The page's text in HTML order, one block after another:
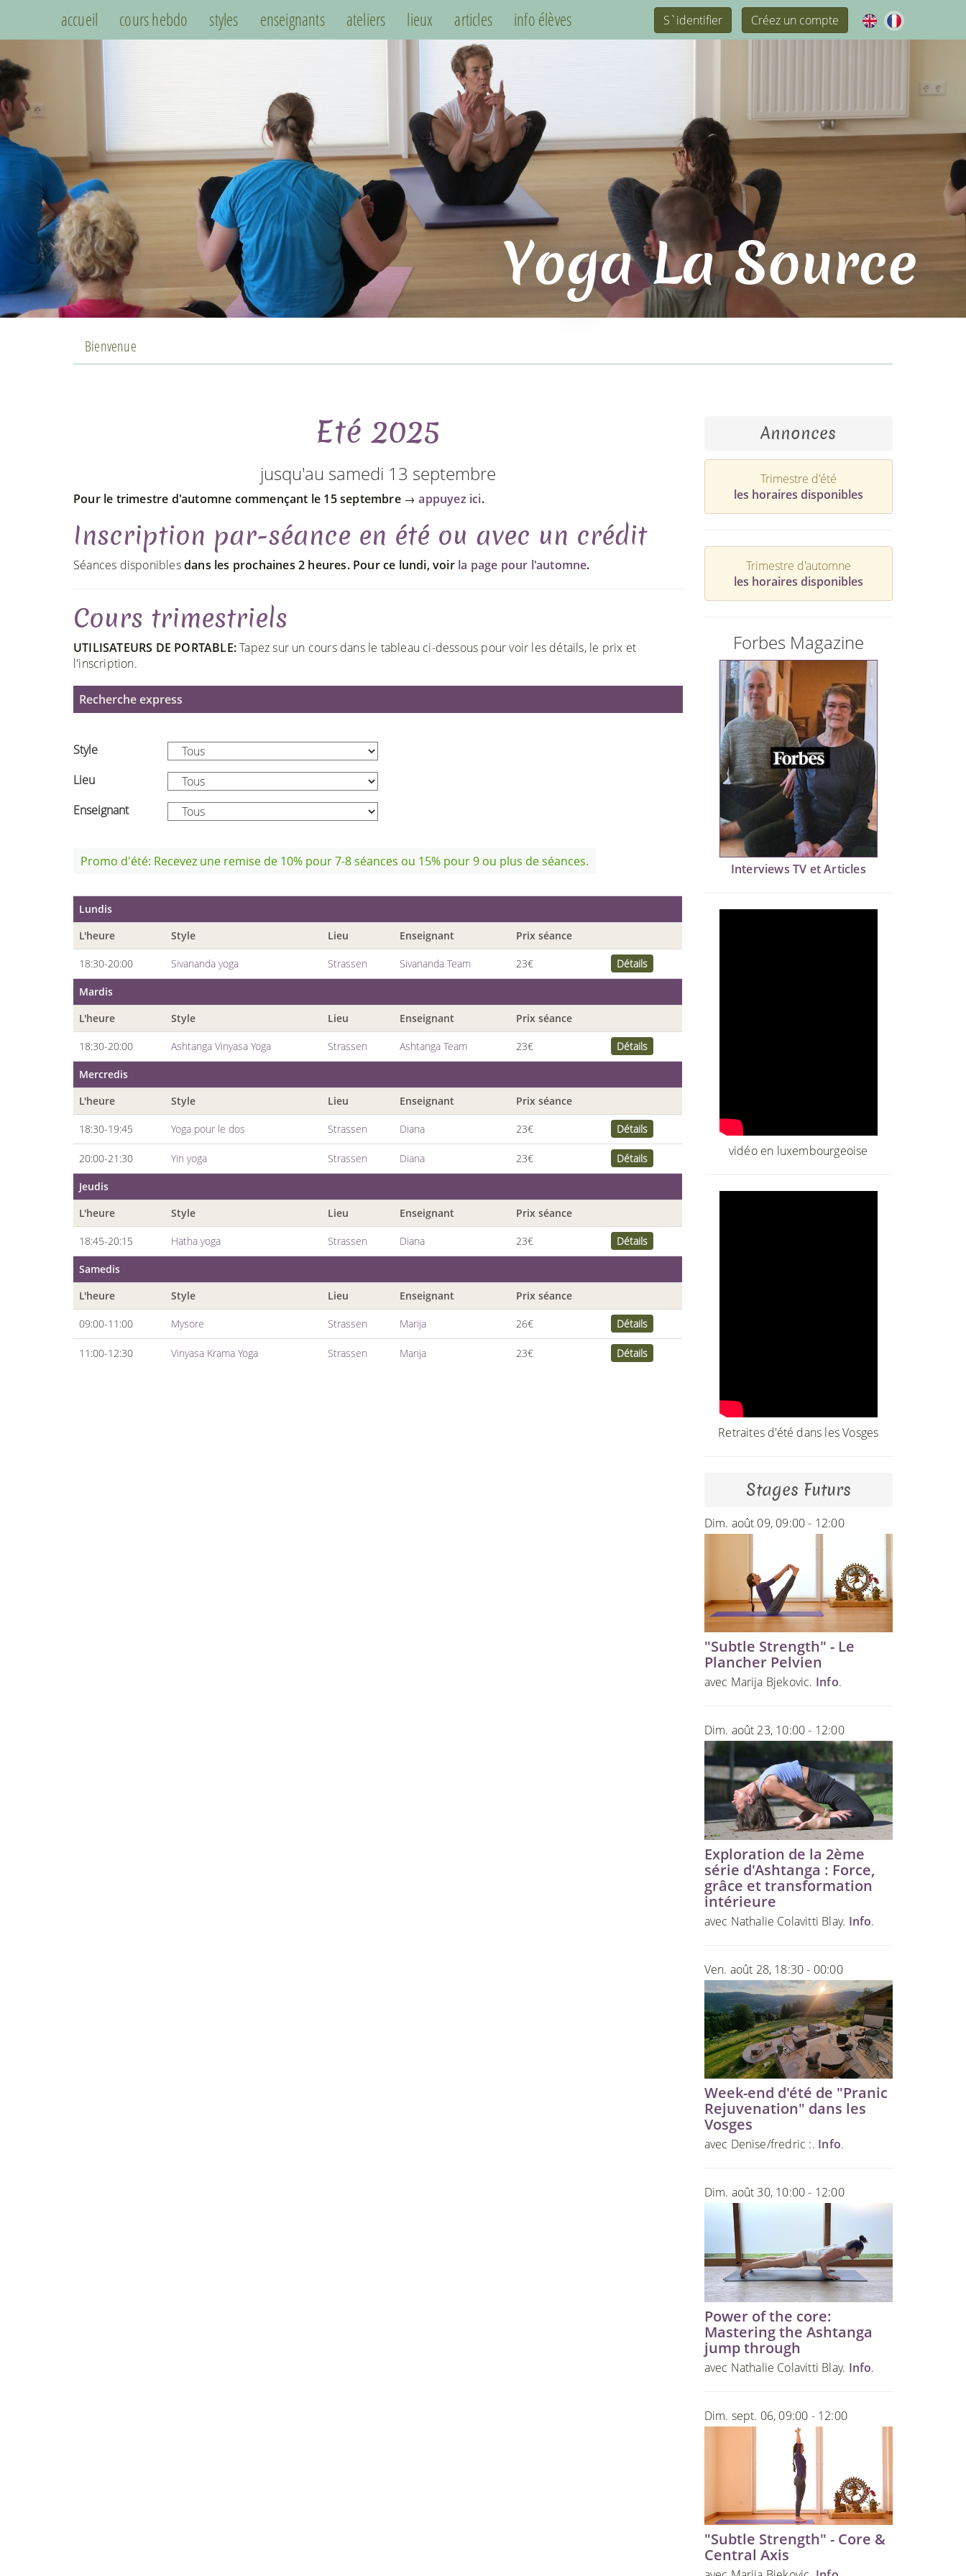
accueil cours hebdo styles enseignants ateliers lieux articles info élèves S`identifier Créez un compte
Yoga La Source
Bienvenue
Eté 2025
jusqu'au samedi 13 septembre
Pour le trimestre d'automne commençant le 15 septembre →appuyez ici.
Inscription par-séance en été ou avec un crédit
Séances disponiblesdans les prochaines 2 heures. Pour ce lundi, voir la page pour l'automne.
Cours trimestriels
UTILISATEURS DE PORTABLE:Tapez sur un cours dans le tableau ci-dessous pour voir les détails, le prix et
l'inscription.
Recherche express
Style
Lieu
Enseignant
Promo d'été: Recevez une remise de 10% pour 7-8 séances ou 15% pour 9 ou plus de séances.
Lundis
L'heure
Style Lieu Enseignant Prix séance
18:30-20:00 Sivananda yoga Strassen Sivananda Team 23€ Détails
Mardis
L'heure
Style Lieu Enseignant Prix séance
18:30-20:00 Ashtanga Vinyasa Yoga Strassen Ashtanga Team 23€ Détails
Mercredis
L'heure
Style Lieu Enseignant Prix séance
18:30-19:45 Yoga pour le dos Strassen Diana 23€ Détails
20:00-21:30 Yin yoga Strassen Diana 23€ Détails
Jeudis
L'heure
Style Lieu Enseignant Prix séance
18:45-20:15 Hatha yoga Strassen Diana 23€ Détails
Samedis
L'heure
Style Lieu Enseignant Prix séance
09:00-11:00 Mysore Strassen Marija 26€ Détails
11:00-12:30 Vinyasa Krama Yoga Strassen Marija 23€ Détails
Annonces
Trimestre d'été
les horaires disponibles
Trimestre d'automne
les horaires disponibles
Forbes Magazine
Interviews TV et Articles
vidéo en luxembourgeoise
Retraites d'été dans les Vosges
Stages Futurs
Dim. août 09, 09:00 - 12:00
"Subtle Strength" - Le
Plancher Pelvien
avec Marija Bjekovic. Info.
Dim. août 23, 10:00 - 12:00
Exploration de la 2ème
série d'Ashtanga : Force,
grâce et transformation
intérieure
avec Nathalie Colavitti Blay. Info.
Ven. août 28, 18:30 - 00:00
Week-end d'été de "Pranic
Rejuvenation" dans les
Vosges
avec Denise/fredric :. Info.
Dim. août 30, 10:00 - 12:00
Power of the core:
Mastering the Ashtanga
jump through
avec Nathalie Colavitti Blay. Info.
Dim. sept. 06, 09:00 - 12:00
"Subtle Strength" - Core &
Central Axis